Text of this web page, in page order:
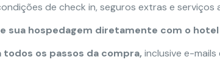
de check in, seguros extras e serviços
sua hospedagem diretamente com o
todos os passos da compra, inclusive e-